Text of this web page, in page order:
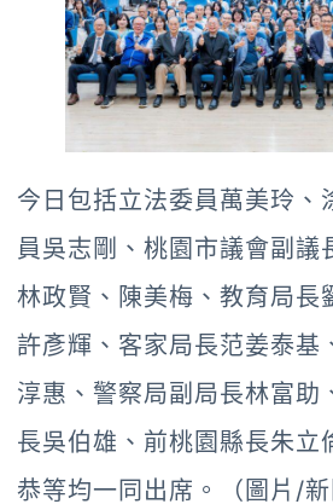
今日包括立法委員萬美玲、
員吳志剛、桃園市議會副議
林政賢、陳美梅、教育局長
許彥輝、客家局長范姜泰基
淳惠、警察局副局長林富助
長吳伯雄、前桃園縣長朱立
恭等均一同出席。（圖片/